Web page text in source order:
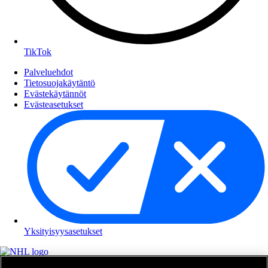
TikTok
Palveluehdot
Tietosuojakäytäntö
Evästekäytännöt
Evästeasetukset
Yksityisyysasetukset